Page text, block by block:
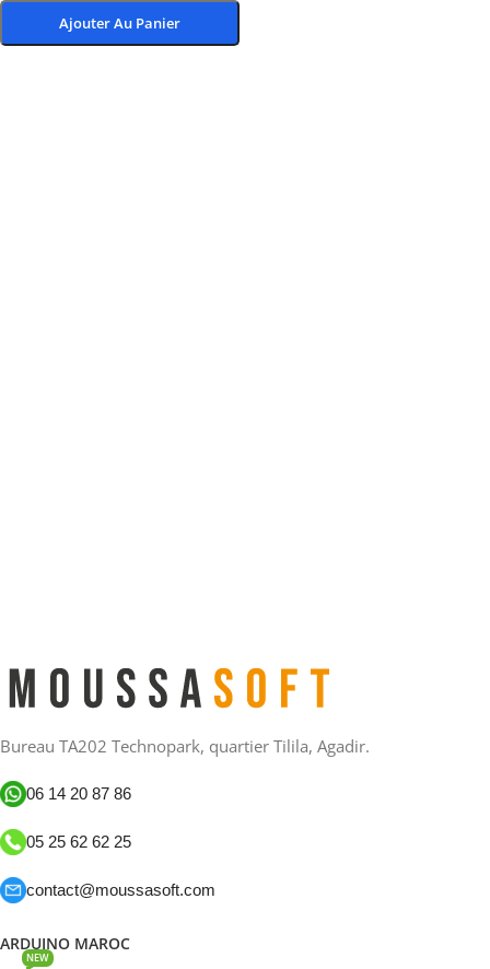
Ajouter Au Panier
Bureau TA202 Technopark, quartier Tilila, Agadir.
06 14 20 87 86
05 25 62 62 25
contact@moussasoft.com
ARDUINO MAROC
NEW